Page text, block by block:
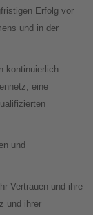
Erfolg vor
und in der
kontinuierlich
eine
und
Vertrauen und ihre
und ihrer